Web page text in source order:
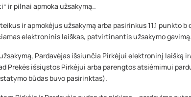
ir pilnai apmoka užsakymą..
ir apmokėjus užsakymą arba pasirinkus 11.1 punkto b
elektroninis laiškas, patvirtinantis užsakymo gavimą.
Pardavėjas išsiunčia Pirkėjui elektroninį laišką
Prekės išsiųstos Pirkėjui arba parengtos atsiėmimui
būdas buvo pasirinktas).